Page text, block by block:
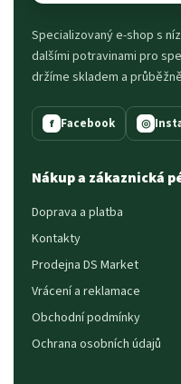
Specializovaný e-shop s
dalšími potravinami pro
držíme skladem a
f Facebook ◎
Nákup a zákaznická
Doprava a platba
Kontakty
Prodejna DS Market
Vrácení a reklamace
Obchodní podmínky
Ochrana osobních údajů